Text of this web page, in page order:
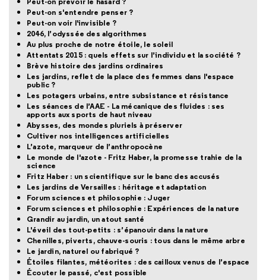
Peut-on s'entendre penser ?
Peut-on voir l'invisible ?
2046, l’odyssée des algorithmes
Au plus proche de notre étoile, le soleil
Attentats 2015 : quels effets sur l’individu et la société ?
Brève histoire des jardins ordinaires
Les jardins, reflet de la place des femmes dans l'espace
public ?
Les potagers urbains, entre subsistance et résistance
Les séances de l’AAE - La mécanique des fluides : ses
apports aux sports de haut niveau
Abysses, des mondes pluriels à préserver
Cultiver nos intelligences artificielles
L’azote, marqueur de l’anthropocène
Le monde de l'azote - Fritz Haber, la promesse trahie de la
science
Fritz Haber : un scientifique sur le banc des accusés
Les jardins de Versailles : héritage et adaptation
Forum sciences et philosophie : Juger
Forum sciences et philosophie : Expériences de la nature
Grandir au jardin, un atout santé
L'éveil des tout-petits : s’épanouir dans la nature
Chenilles, piverts, chauve-souris : tous dans le même arbre
Le jardin, naturel ou fabriqué ?
Étoiles filantes, météorites : des cailloux venus de l’espace
Écouter le passé, c'est possible